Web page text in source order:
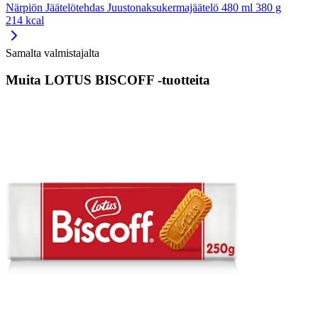
Närpiön Jäätelötehdas Juustonaksukermajäätelö 480 ml 380 g
214 kcal
Samalta valmistajalta
Muita LOTUS BISCOFF -tuotteita